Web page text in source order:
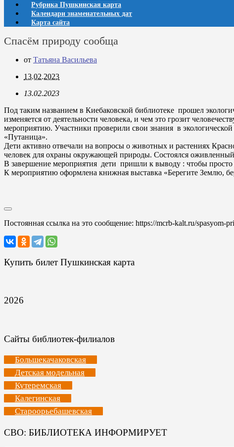
Рубрика Пушкинская карта
Календари знаменательных дат
Карта сайта
Спасём природу сообща
от Татьяна Васильева
13.02.2023
13.02.2023
Под таким названием в Киебаковской библиотеке прошел
изменяется от деятельности человека, и чем это грозит
мероприятию. Участники проверили свои знания в
«Путаница».
Дети активно отвечали на вопросы о животных и растениях
человек для охраны окружающей природы. Состоялся
В завершение мероприятия дети пришли к выводу : чтобы просто
К мероприятию оформлена книжная выставка «Берегите Землю,
Постоянная ссылка на это сообщение: https://mcrb-kalt.ru/spasyom-
Купить билет Пушкинская карта
2026
Сайты библиотек-филиалов
Большекачаковская
Детская модельная
Кутеремская
Калегинская
Староорьебашевская
СВО: БИБЛИОТЕКА ИНФОРМИРУЕТ